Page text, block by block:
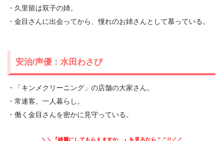
・久里留は双子の姉。
・金目さんに出会ってから、憧れのお姉さんとして慕っている。
安治/声優：水田わさび
・「キンメクリーニング」の店舗の大家さん。
・常連客。一人暮らし。
・働く金目さんを密かに見守っている。
＼＼『綺麗にしてもらえますか。』を見るならここ!!／／